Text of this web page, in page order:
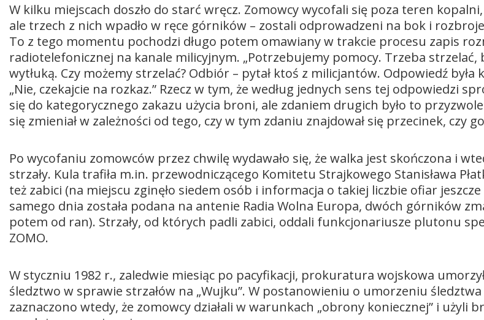
W kilku miejscach doszło do starć wręcz. Zomowcy wycofali się poza teren kopalni,
ale trzech z nich wpadło w ręce górników – zostali odprowadzeni na bok i
To z tego momentu pochodzi długo potem omawiany w trakcie procesu zapis
radiotelefonicznej na kanale milicyjnym. „Potrzebujemy pomocy. Trzeba strzelać,
wytłuką. Czy możemy strzelać? Odbiór – pytał ktoś z milicjantów. Odpowiedź była
„Nie, czekajcie na rozkaz.” Rzecz w tym, że według jednych sens tej odpowiedzi
się do kategorycznego zakazu użycia broni, ale zdaniem drugich było to
się zmieniał w zależności od tego, czy w tym zdaniu znajdował się przecinek, czy
Po wycofaniu zomowców przez chwilę wydawało się, że walka jest skończona i
strzały. Kula trafiła m.in. przewodniczącego Komitetu Strajkowego Stanisława
też zabici (na miejscu zginęło siedem osób i informacja o takiej liczbie ofiar
samego dnia została podana na antenie Radia Wolna Europa, dwóch górników
potem od ran). Strzały, od których padli zabici, oddali funkcjonariusze plutonu
ZOMO.
W styczniu 1982 r., zaledwie miesiąc po pacyfikacji, prokuratura wojskowa
śledztwo w sprawie strzałów na „Wujku”. W postanowieniu o umorzeniu śledztwa
zaznaczono wtedy, że zomowcy działali w warunkach „obrony koniecznej” i użyli